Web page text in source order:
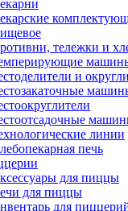
тележки и
и
линии
печь
для пиццы
для пиццы
для